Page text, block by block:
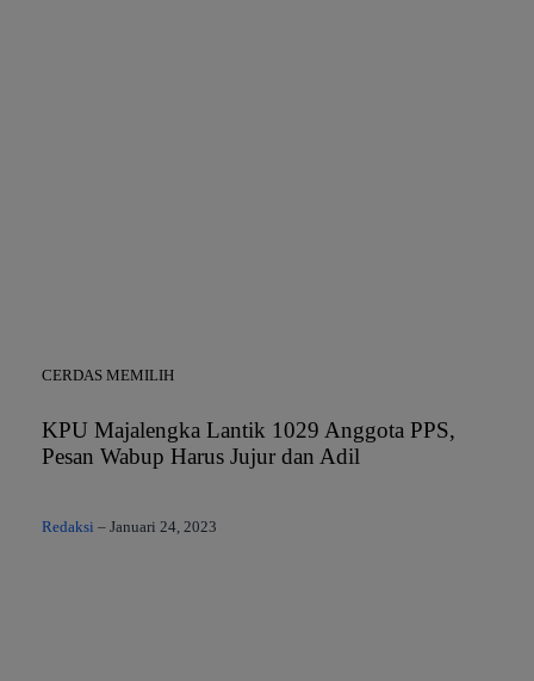
CERDAS MEMILIH
KPU Majalengka Lantik 1029 Anggota PPS,
Pesan Wabup Harus Jujur dan Adil
Redaksi – Januari 24, 2023